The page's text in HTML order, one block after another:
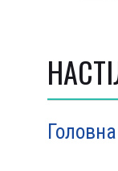
Головна